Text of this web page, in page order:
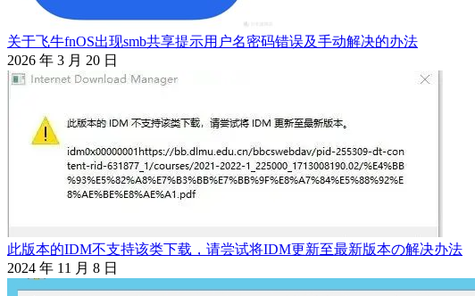
关于飞牛fnOS出现smb共享提示用户名密码错误及手动解决的办法
2026 年 3 月 20 日
此版本的IDM不支持该类下载，请尝试将IDM更新至最新版本の解决办法
2024 年 11 月 8 日